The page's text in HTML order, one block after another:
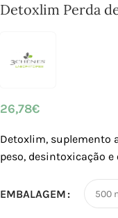
Detoxlim Perda
26,78€
Detoxlim, suplemento
peso, desintoxicação
EMBALAGEM